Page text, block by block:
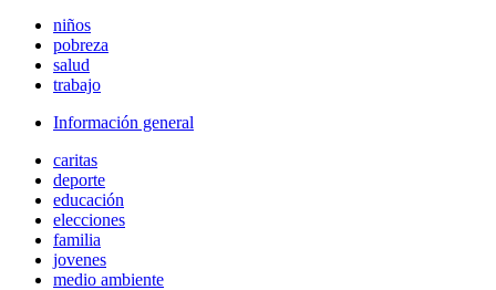
niños
pobreza
salud
trabajo
Información general
caritas
deporte
educación
elecciones
familia
jovenes
medio ambiente